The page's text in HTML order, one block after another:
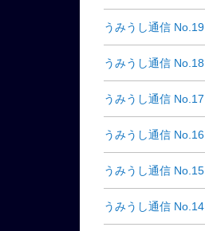
うみうし通信 No.19
うみうし通信 No.18
うみうし通信 No.17
うみうし通信 No.16
うみうし通信 No.15
うみうし通信 No.14